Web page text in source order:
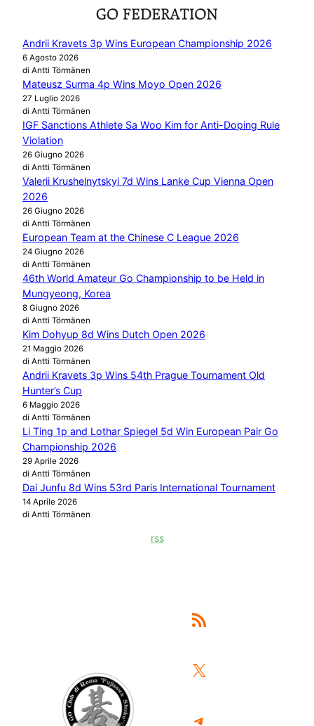
Andrii Kravets 3p Wins European Championship 2026
6 Agosto 2026
di Antti Törmänen
Mateusz Surma 4p Wins Moyo Open 2026
27 Luglio 2026
di Antti Törmänen
IGF Sanctions Athlete Sa Woo Kim for Anti-Doping Rule
Violation
26 Giugno 2026
di Antti Törmänen
Valerii Krushelnytskyi 7d Wins Lanke Cup Vienna Open
2026
26 Giugno 2026
di Antti Törmänen
European Team at the Chinese C League 2026
24 Giugno 2026
di Antti Törmänen
46th World Amateur Go Championship to be Held in
Mungyeong, Korea
8 Giugno 2026
di Antti Törmänen
Kim Dohyup 8d Wins Dutch Open 2026
21 Maggio 2026
di Antti Törmänen
Andrii Kravets 3p Wins 54th Prague Tournament Old
Hunter’s Cup
6 Maggio 2026
di Antti Törmänen
Li Ting 1p and Lothar Spiegel 5d Win European Pair Go
Championship 2026
29 Aprile 2026
di Antti Törmänen
Dai Junfu 8d Wins 53rd Paris International Tournament
14 Aprile 2026
di Antti Törmänen
rss
Feed RSS
X
Telegram